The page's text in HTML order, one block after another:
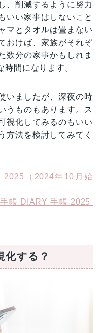
、削減するように努力
いい家事はしないこと
マとタオルは畳まない
おけば、家族がそれぞ
数分の家事かもしれま
間になります。
いましたが、深夜の時
うものもあります。ス
視化してみるのもいい
方法を検討してみてく
2025（2024年10月始
帳 DIARY 手帳 2025
化する？